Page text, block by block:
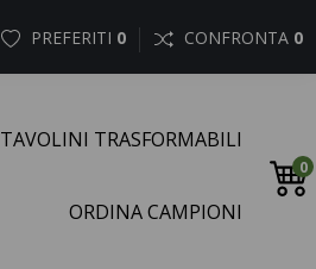
PREFERITI 0 CONFRONTA 0
TAVOLINI TRASFORMABILI
ORDINA CAMPIONI
0